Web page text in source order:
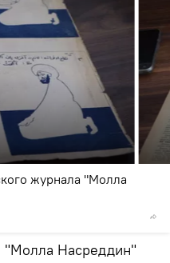
журнала "Молла
"Молла Насреддин"